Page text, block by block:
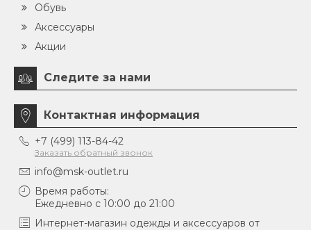
Обувь
Аксессуары
Акции
Следите за нами
Контактная информация
+7 (499) 113-84-42
Заказать обратный звонок
info@msk-outlet.ru
Время работы:
Ежедневно с 10:00 до 21:00
Интернет-магазин одежды и аксессуаров от